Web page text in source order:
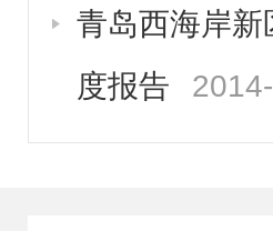
青岛西海岸
度报告